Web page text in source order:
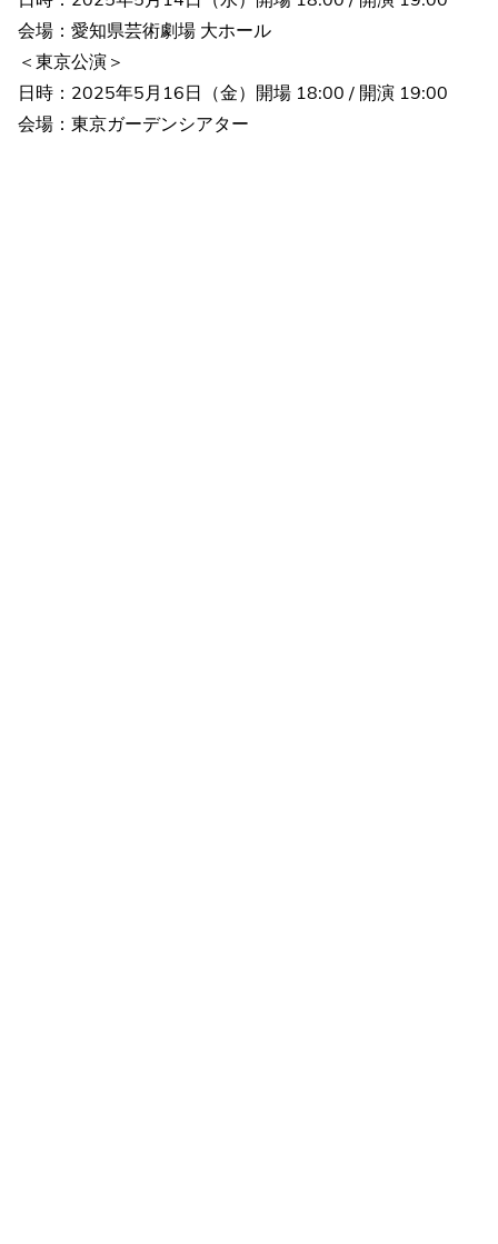
会場：愛知県芸術劇場 大ホール
＜東京公演＞
日時：2025年5月16日（金）開場 18:00 / 開演 19:00
会場：東京ガーデンシアター